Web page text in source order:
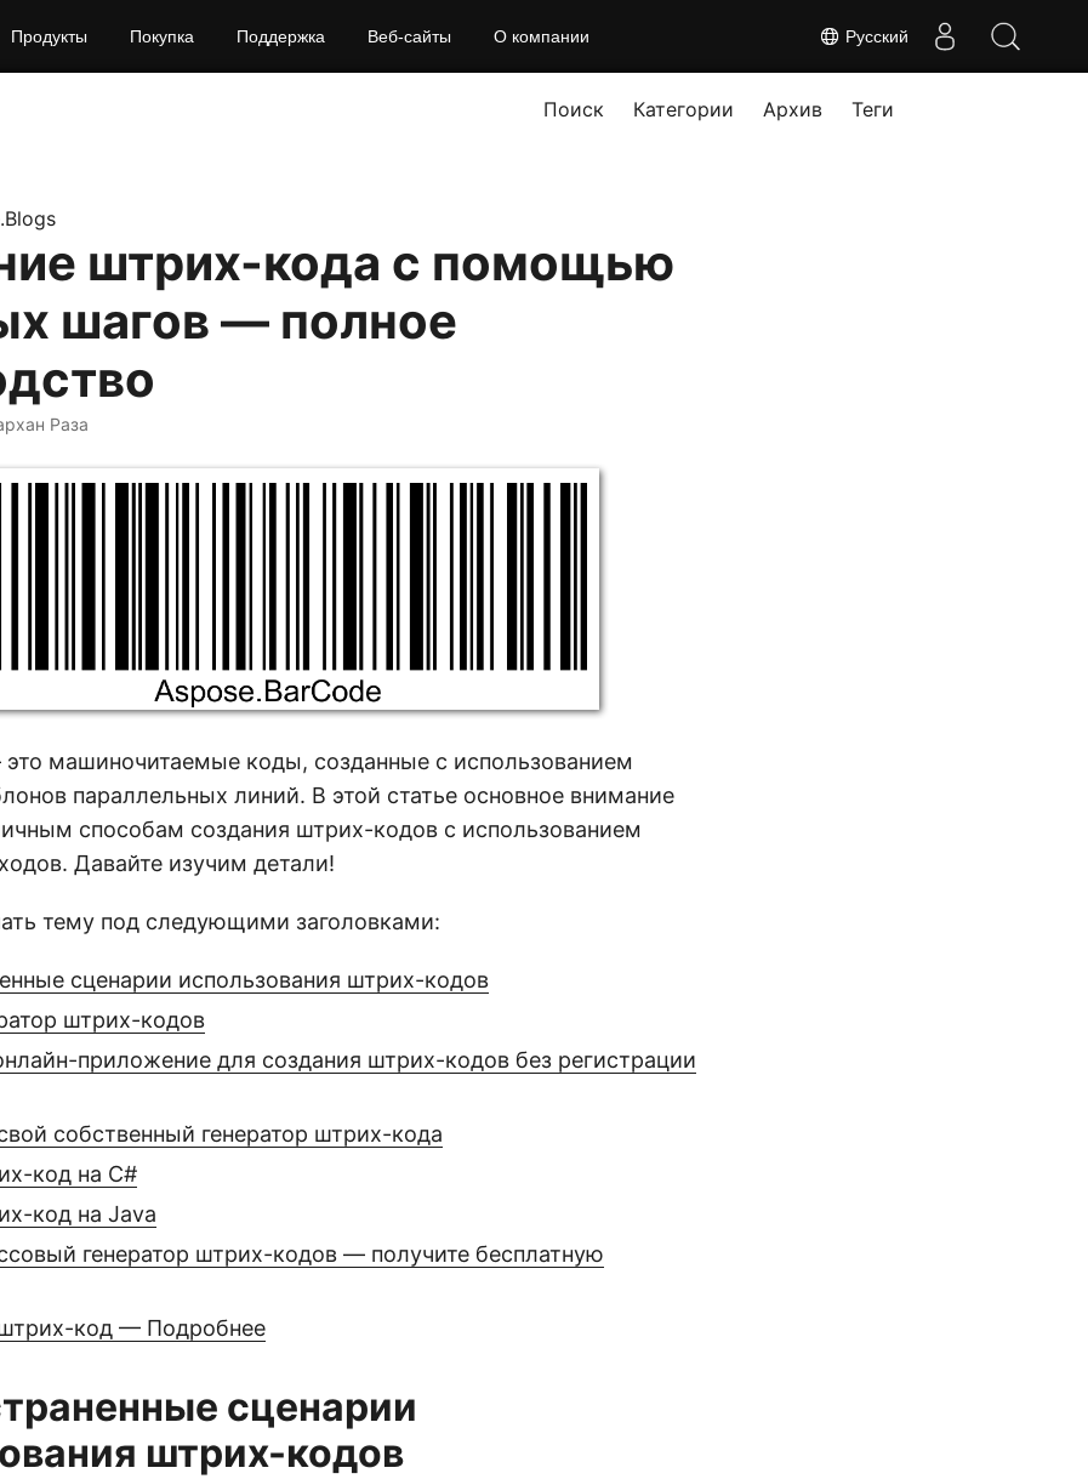
Русский
Продукты Покупка Поддержка Веб‑сайты О компании
Поиск Категории Архив Теги
штрих-кода с помощью
шагов — полное
Раза
машиночитаемые коды, созданные с использованием
параллельных линий. В этой статье основное внимание
способам создания штрих-кодов с использованием
Давайте изучим детали!
тему под следующими заголовками:
сценарии использования штрих-кодов
штрих-кодов
приложение для создания штрих-кодов без регистрации
собственный генератор штрих-кода
код на C#
код на Java
генератор штрих-кодов — получите бесплатную
код — Подробнее
сценарии
штрих-кодов